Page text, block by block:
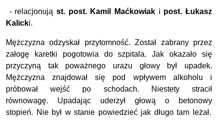
- relacjonują st. post. Kamil Maćkowiak i post. Łukasz
Kalicki.
Mężczyzna odzyskał przytomność. Został zabrany przez
załogę karetki pogotowia do szpitala. Jak okazało się
przyczyną tak poważnego urazu głowy był upadek.
Mężczyzna znajdował się pod wpływem alkoholu i
próbował wejść po schodach. Niestety stracił
równowagę. Upadając uderzył głową o betonowy
stopień. Nie był w stanie powiedzieć jak długo tam leżał.